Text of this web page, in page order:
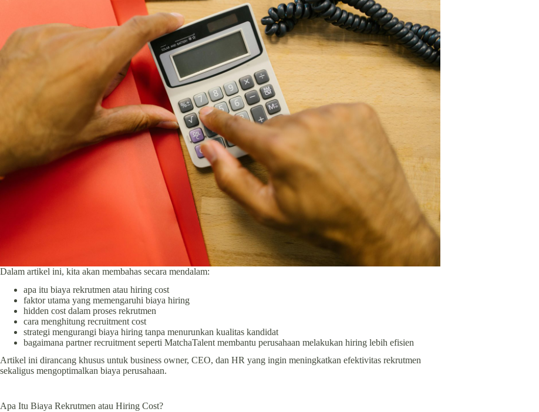
Dalam artikel ini, kita akan membahas secara mendalam:
apa itu biaya rekrutmen atau hiring cost
faktor utama yang memengaruhi biaya hiring
hidden cost dalam proses rekrutmen
cara menghitung recruitment cost
strategi mengurangi biaya hiring tanpa menurunkan kualitas kandidat
bagaimana partner recruitment seperti MatchaTalent membantu perusahaan melakukan hiring lebih efisien
Artikel ini dirancang khusus untuk business owner, CEO, dan HR yang ingin meningkatkan efektivitas rekrutmen
sekaligus mengoptimalkan biaya perusahaan.
Apa Itu Biaya Rekrutmen atau Hiring Cost?